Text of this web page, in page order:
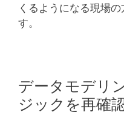
くるようになる現場
す。
データモデリ
ジックを再確